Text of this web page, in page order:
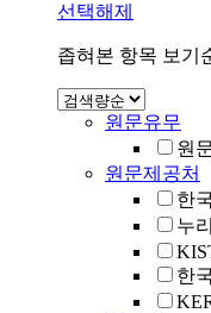
선택해제
좁혀본 항목 보기
원문유무
원
원문제공처
한
누
한